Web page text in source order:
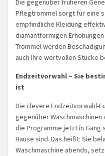
Die gegenüber früheren
Pflegtrommel sorgt für eine
empfindliche Kleidung
diamantförmigen
Trommel werden
auch Ihre wertvollen Stücke
Endzeitvorwahl – Sie
ist
Die clevere Endzeitvorwahl-
gegenüber Waschmaschinen
die Programme jetzt in Gang
Hause sind. Das heißt: Sie
Waschmaschine abends,